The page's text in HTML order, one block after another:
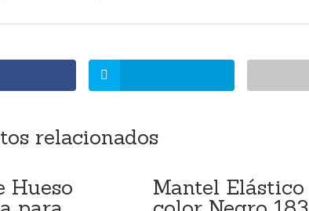
relacionados
Hueso
Mantel Elástico